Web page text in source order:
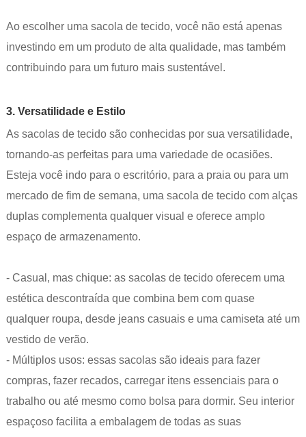
Ao escolher uma sacola de tecido, você não está apenas
investindo em um produto de alta qualidade, mas também
contribuindo para um futuro mais sustentável.
3. Versatilidade e Estilo
As sacolas de tecido são conhecidas por sua versatilidade,
tornando-as perfeitas para uma variedade de ocasiões.
Esteja você indo para o escritório, para a praia ou para um
mercado de fim de semana, uma sacola de tecido com alças
duplas complementa qualquer visual e oferece amplo
espaço de armazenamento.
- Casual, mas chique: as sacolas de tecido oferecem uma
estética descontraída que combina bem com quase
qualquer roupa, desde jeans casuais e uma camiseta até um
vestido de verão.
- Múltiplos usos: essas sacolas são ideais para fazer
compras, fazer recados, carregar itens essenciais para o
trabalho ou até mesmo como bolsa para dormir. Seu interior
espaçoso facilita a embalagem de todas as suas